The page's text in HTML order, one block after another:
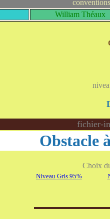
conventions
William Théaux
fichier-
Obstacle
Choix
Niveau Gris 95%